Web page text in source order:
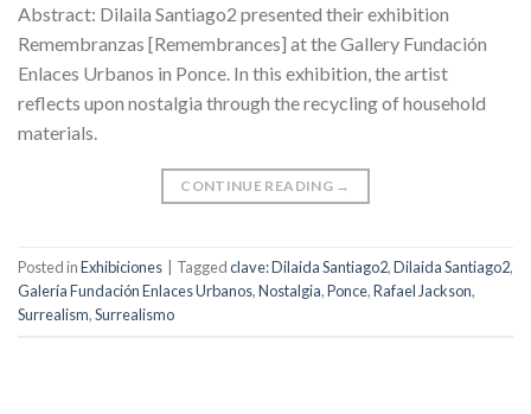
Abstract: Dilaila Santiago2 presented their exhibition
Remembranzas [Remembrances] at the Gallery Fundación
Enlaces Urbanos in Ponce. In this exhibition, the artist
reflects upon nostalgia through the recycling of household
materials.
CONTINUE READING →
Posted inExhibiciones Taggedclave: Dilaida Santiago2,Dilaida Santiago2,
Galería Fundación Enlaces Urbanos,Nostalgia,Ponce,Rafael Jackson,
Surrealism,Surrealismo